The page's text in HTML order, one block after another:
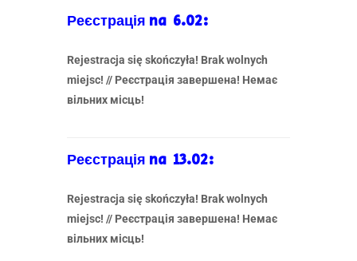
Реєстрація na 6.02:
Rejestracja się skończyła! Brak wolnych
miejsc! // Реєстрація завершена! Немає
вільних місць!
Реєстрація na 13.02:
Rejestracja się skończyła! Brak wolnych
miejsc! // Реєстрація завершена! Немає
вільних місць!